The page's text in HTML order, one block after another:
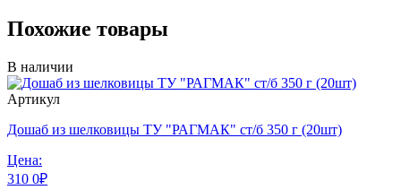
Похожие товары
В наличии
Артикул
Дошаб из шелковицы ТУ "РАГМАК" ст/б 350 г (20шт)
Цена:
310 0₽